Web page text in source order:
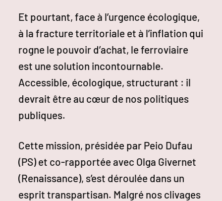
Et pourtant, face à l’urgence écologique,
à la fracture territoriale et à l’inflation qui
rogne le pouvoir d’achat, le ferroviaire
est une solution incontournable.
Accessible, écologique, structurant : il
devrait être au cœur de nos politiques
publiques.
Cette mission, présidée par Peio Dufau
(PS) et co-rapportée avec Olga Givernet
(Renaissance), s’est déroulée dans un
esprit transpartisan. Malgré nos clivages